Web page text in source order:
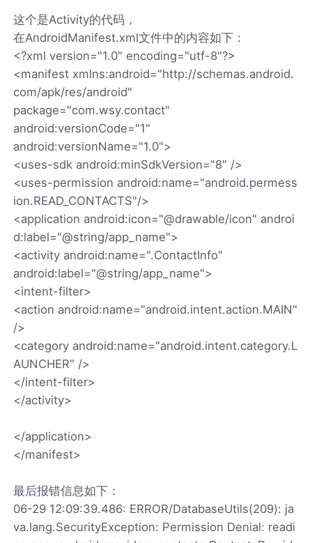
这个是Activity的代码，
在AndroidManifest.xml文件中的内容如下：
<?xml version="1.0" encoding="utf-8"?>
<manifest xmlns:android="http://schemas.android.
com/apk/res/android"
package="com.wsy.contact"
android:versionCode="1"
android:versionName="1.0">
<uses-sdk android:minSdkVersion="8" />
<uses-permission android:name="android.permess
ion.READ_CONTACTS"/>
<application android:icon="@drawable/icon" androi
d:label="@string/app_name">
<activity android:name=".ContactInfo"
android:label="@string/app_name">
<intent-filter>
<action android:name="android.intent.action.MAIN"
/>
<category android:name="android.intent.category.L
AUNCHER" />
</intent-filter>
</activity>
</application>
</manifest>
最后报错信息如下：
06-29 12:09:39.486: ERROR/DatabaseUtils(209): ja
va.lang.SecurityException: Permission Denial: readi